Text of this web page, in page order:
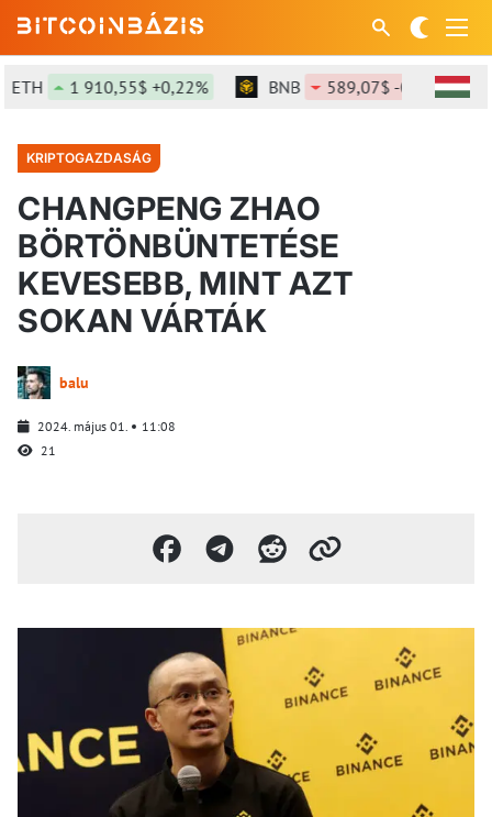
1 910,55$ +0,22% BNB 589,07$ -0,78%
KRIPTOGAZDASÁG
CHANGPENG ZHAO
BÖRTÖNBÜNTETÉSE
KEVESEBB, MINT AZT
SOKAN VÁRTÁK
balu
2024. május 01.
11:08
21